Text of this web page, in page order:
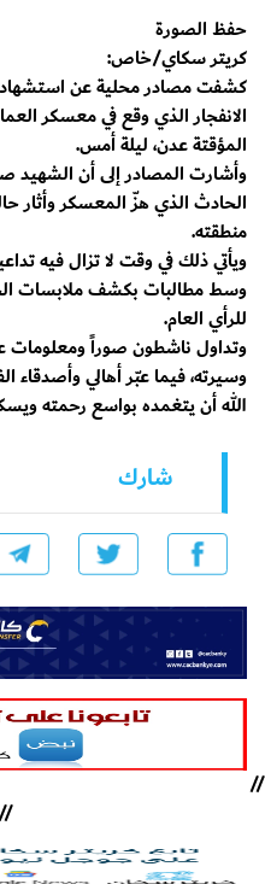
حفظ الصورة
كريتر سكاي/خاص:
كشفت مصادر محلية عن
الانفجار الذي وقع في معسكر
المؤقتة عدن، ليلة أمس.
وأشارت المصادر إلى أن
الحادث الذي هزّ المعسكر وأثار
منطقته.
ويأتي ذلك في وقت لا تزال فيه
وسط مطالبات بكشف ملابسات
للرأي العام.
وتداول ناشطون صوراً ومعلومات
وسيرته، فيما عبّر أهالي وأصدقاء
الله أن يتغمده بواسع رحمته
شارك
//